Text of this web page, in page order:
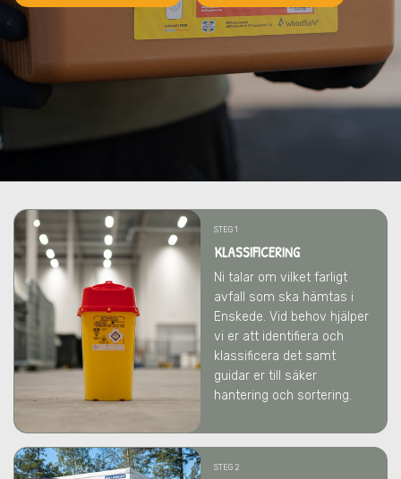
STEG 1
KLASSIFICERING
Ni talar om vilket farligt
avfall som ska hämtas i
Enskede. Vid behov hjälper
vi er att identifiera och
klassificera det samt
guidar er till säker
hantering och sortering.
STEG 2